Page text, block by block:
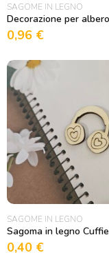
SAGOME IN LEGNO
0,96 €
SAGOME IN LEGNO
Sagoma in legno Cuffie
0,40 €